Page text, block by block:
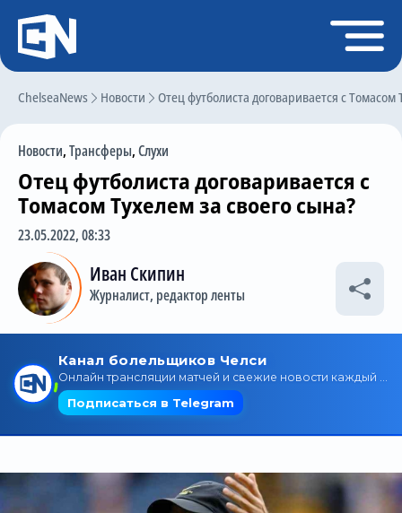
ChelseaNews Новости Отец футболиста договаривается с Томасом
Новости,Трансферы,Слухи
Отец футболиста договаривается с
Томасом Тухелем за своего сына?
23.05.2022, 08:33
Иван Скипин
Журналист, редактор ленты
Регистрация
Главная
Чат
Трансферы
Слухи
История Челси
Статистика
Календарь игр
Состав команды
Поиск по сайту
Трансляции